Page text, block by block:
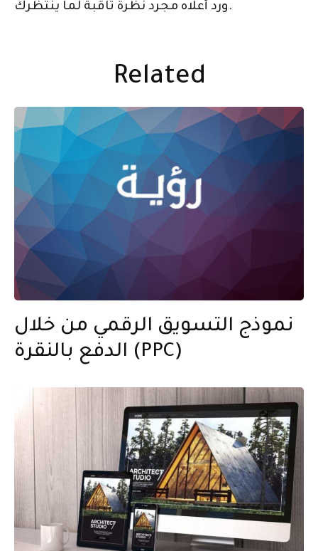
ورد أعلاه مجرد نظرة ثاقبة لما ينتظرك.
Related
نموذج التسويق الرقمي من خلال
الدفع بالنقرة (PPC)